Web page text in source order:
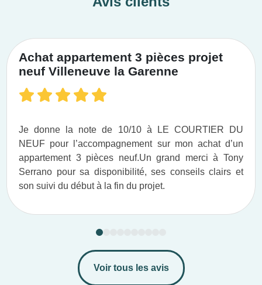
Achat appartement 3 pièces projet
neuf Villeneuve la Garenne
Je donne la note de 10/10 à LE COURTIER DU
NEUF pour l’accompagnement sur mon achat d’un
appartement 3 pièces neuf.​ Un grand merci à Tony
Serrano pour sa disponibilité, ses conseils clairs et
son suivi du début à la fin du projet.​
Voir tous les avis